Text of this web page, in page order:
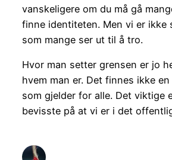
vanskeligere om du må gå
finne identiteten. Men vi er ikke
som mange ser ut til å tro.
Hvor man setter grensen er jo
hvem man er. Det finnes ikke
som gjelder for alle. Det viktige
bevisste på at vi er i det